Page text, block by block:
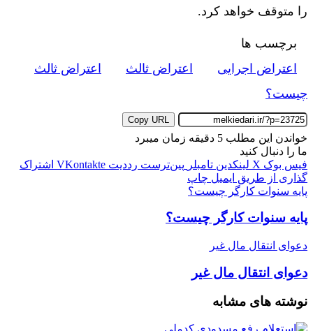
را متوقف خواهد کرد.
برچسب ها
اعتراض اجرایی
اعتراض ثالث
اعتراض ثالث
چیست؟
Copy URL
خواندن این مطلب 5 دقیقه زمان میبرد
ما را دنبال کنید
فیس بوک X لینکدین ‫تامبلر ‫پین‌ترست ‫رددیت ‫VKontakte اشتراک
گذاری از طریق ایمیل چاپ
پایه سنوات کارگر چیست؟
پایه سنوات کارگر چیست؟
دعوای انتقال مال غیر
دعوای انتقال مال غیر
نوشته های مشابه